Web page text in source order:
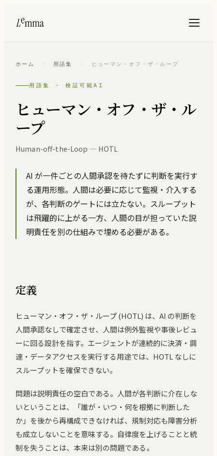
ホーム 用語集 ヒューマン・オフ・ザ・ループ
用語集 · 検証可能AI
ヒューマン・オフ・ザ・ル
ープ
Human-off-the-Loop — HOTL
AI が一件ごとの人間承認を待たずに判断を実行す
る運用形態。人間は必要に応じて監視・介入する
が、各判断のゲートには立たない。スループット
は飛躍的に上がる一方、人間の目が担っていた説
明責任を別の仕組みで埋める必要がある。
定義
ヒューマン・オフ・ザ・ループ (HOTL) は、AI の判断を
人間承認なしで確定させ、人間は例外監視や事後レビュ
ーに回る設計を指す。エージェントが連続的に決済・調
達・データアクセスを実行する用途では、HOTL なしに
スループットを確保できない。
問題は説明責任の空白である。人間が各判断に介在しな
いということは、「誰が・いつ・何を根拠に判断した
か」を後から再構成できなければ、規制対応も障害分析
も成立しないことを意味する。自律度を上げることと統
制を失うことは、本来は別の問題である。